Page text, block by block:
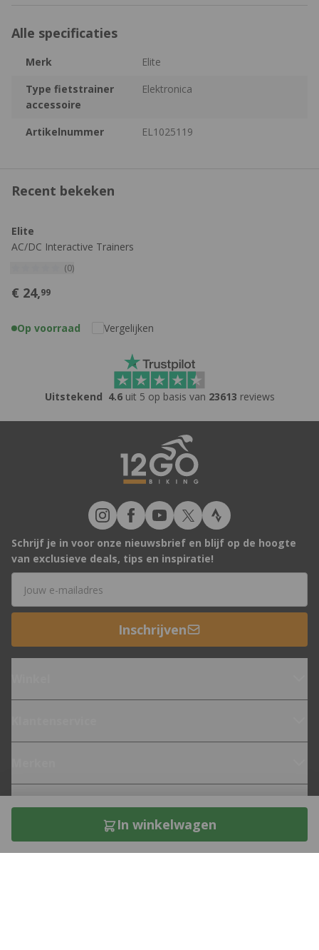
Alle specificaties
Merk
Elite
Type fietstrainer
accessoire
Elektronica
Artikelnummer EL1025119
In winkelwagen
Recent bekeken
Elite
AC/DC Interactive Trainers
(0)
€ 24,99
Op voorraad Vergelijken
Uitstekend 4.6uit 5 op basis van 23613 reviews
Schrijf je in voor onze nieuwsbrief en blijf op de hoogte
van exclusieve deals, tips en inspiratie!
Inschrijven
Fietsen